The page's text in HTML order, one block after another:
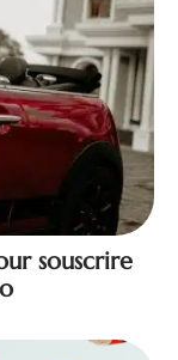
souscrire